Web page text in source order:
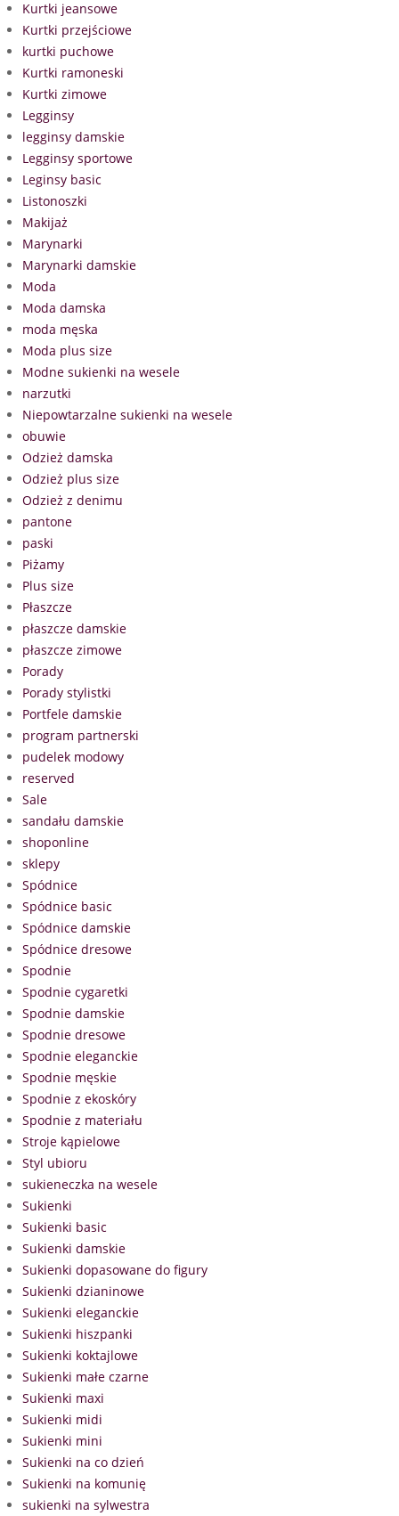
Kurtki jeansowe
Kurtki przejściowe
kurtki puchowe
Kurtki ramoneski
Kurtki zimowe
Legginsy
legginsy damskie
Legginsy sportowe
Leginsy basic
Listonoszki
Makijaż
Marynarki
Marynarki damskie
Moda
Moda damska
moda męska
Moda plus size
Modne sukienki na wesele
narzutki
Niepowtarzalne sukienki na wesele
obuwie
Odzież damska
Odzież plus size
Odzież z denimu
pantone
paski
Piżamy
Plus size
Płaszcze
płaszcze damskie
płaszcze zimowe
Porady
Porady stylistki
Portfele damskie
program partnerski
pudelek modowy
reserved
Sale
sandału damskie
shoponline
sklepy
Spódnice
Spódnice basic
Spódnice damskie
Spódnice dresowe
Spodnie
Spodnie cygaretki
Spodnie damskie
Spodnie dresowe
Spodnie eleganckie
Spodnie męskie
Spodnie z ekoskóry
Spodnie z materiału
Stroje kąpielowe
Styl ubioru
sukieneczka na wesele
Sukienki
Sukienki basic
Sukienki damskie
Sukienki dopasowane do figury
Sukienki dzianinowe
Sukienki eleganckie
Sukienki hiszpanki
Sukienki koktajlowe
Sukienki małe czarne
Sukienki maxi
Sukienki midi
Sukienki mini
Sukienki na co dzień
Sukienki na komunię
sukienki na sylwestra